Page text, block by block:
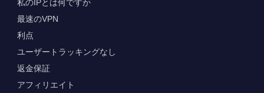
私のIPとは何ですか
最速のVPN
利点
ユーザートラッキングなし
返金保証
アフィリエイト